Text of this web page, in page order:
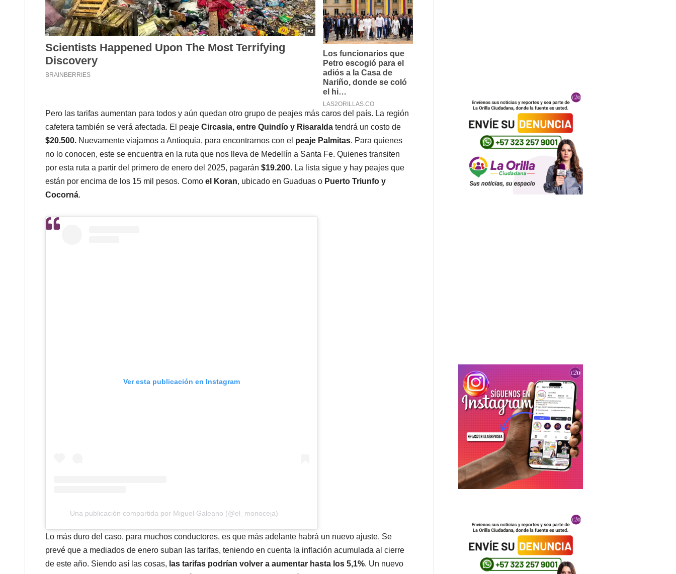
Pero las tarifas aumentan para todos y aún quedan otro grupo de peajes más caros del país. La región
cafetera también se verá afectada. El peaje Circasia, entre Quindío y Risaralda tendrá un costo de
$20.500. Nuevamente viajamos a Antioquia, para encontrarnos con el peaje Palmitas. Para quienes
no lo conocen, este se encuentra en la ruta que nos lleva de Medellín a Santa Fe. Quienes transiten
por esta ruta a partir del primero de enero del 2025, pagarán $19.200. La lista sigue y hay peajes que
están por encima de los 15 mil pesos. Como el Koran, ubicado en Guaduas o Puerto Triunfo y
Cocorná.
Ver esta publicación en Instagram
Una publicación compartida por Miguel Galeano (@el_monoceja)
Lo más duro del caso, para muchos conductores, es que más adelante habrá un nuevo ajuste. Se
prevé que a mediados de enero suban las tarifas, teniendo en cuenta la inflación acumulada al cierre
de este año. Siendo así las cosas, las tarifas podrían volver a aumentar hasta los 5,1%. Un nuevo